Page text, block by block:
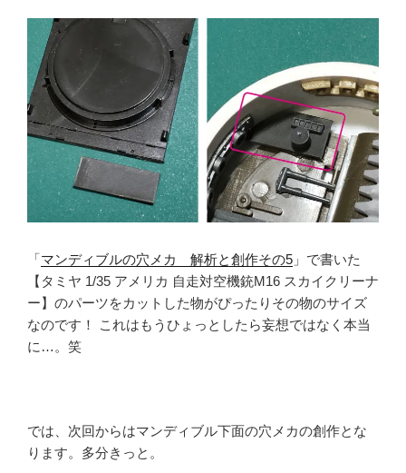
「 マンディブルの穴メカ 解析と創作その5 」で書いた
【タミヤ 1/35 アメリカ 自走対空機銃M16 スカイクリーナ
ー】のパーツをカットした物がぴったりその物のサイズ
なのです！ これはもうひょっとしたら妄想ではなく本当
に…。笑
では、次回からはマンディブル下面の穴メカの創作とな
ります。多分きっと。